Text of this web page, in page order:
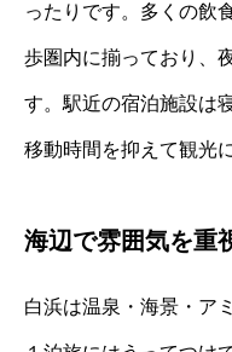
ったりです。多くの飲
歩圏内に揃っており、
す。駅近の宿泊施設は
移動時間を抑えて観光
海辺で雰囲気を重
白浜は温泉・海景・ア